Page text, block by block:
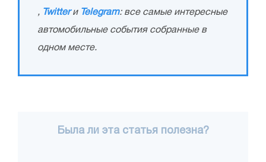
, Twitterи Telegram: все самые интересные
автомобильные события собранные в
одном месте.
Была ли эта статья полезна?